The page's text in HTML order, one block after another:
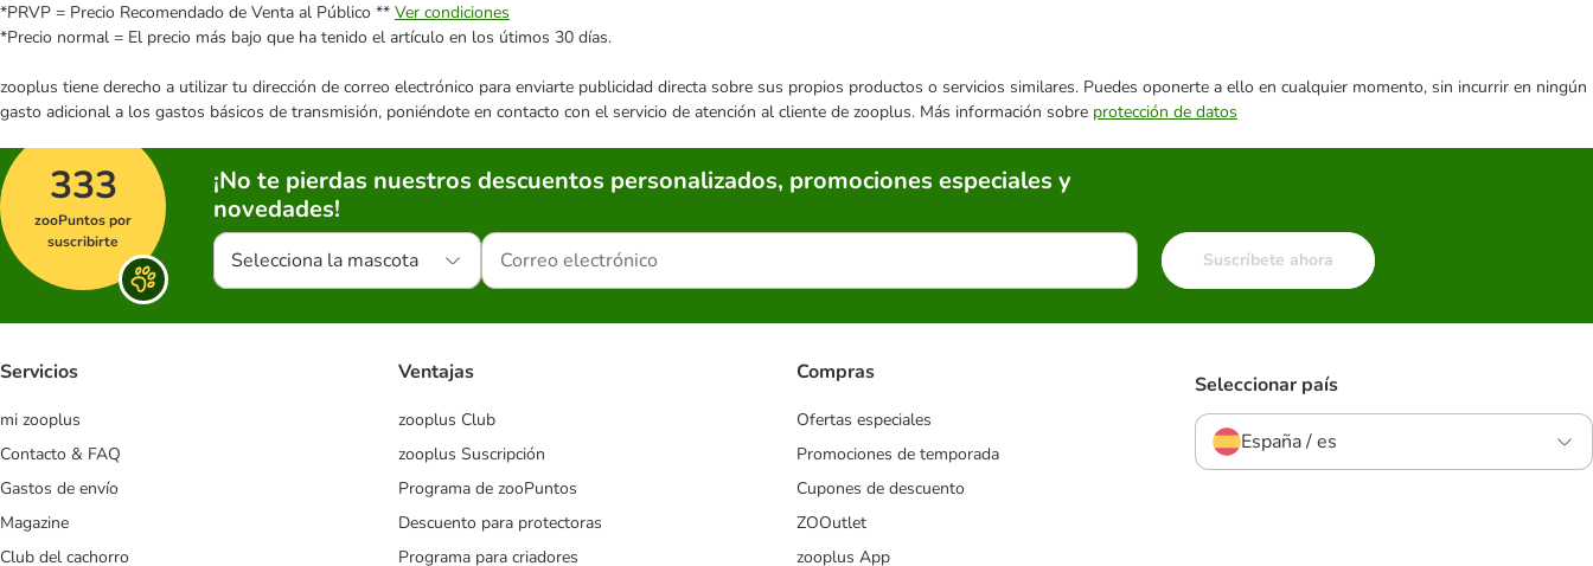
*PRVP = Precio Recomendado de Venta al Público ** Ver condiciones
*Precio normal = El precio más bajo que ha tenido el artículo en los útimos 30 días.
zooplus tiene derecho a utilizar tu dirección de correo electrónico para enviarte publicidad directa sobre sus propios productos o servicios similares. Puedes oponerte a ello en cualquier momento, sin incurrir en ningún
gasto adicional a los gastos básicos de transmisión, poniéndote en contacto con el servicio de atención al cliente de zooplus. Más información sobre protección de datos
333
zooPuntos por
suscribirte
¡No te pierdas nuestros descuentos personalizados, promociones especiales y
novedades!
Selecciona la mascota Suscríbete ahora
Servicios
mi zooplus
Contacto & FAQ
Gastos de envío
Magazine
Club del cachorro
Ventajas
zooplus Club
zooplus Suscripción
Programa de zooPuntos
Descuento para protectoras
Programa para criadores
Compras
Ofertas especiales
Promociones de temporada
Cupones de descuento
ZOOutlet
zooplus App
Seleccionar país
España / es